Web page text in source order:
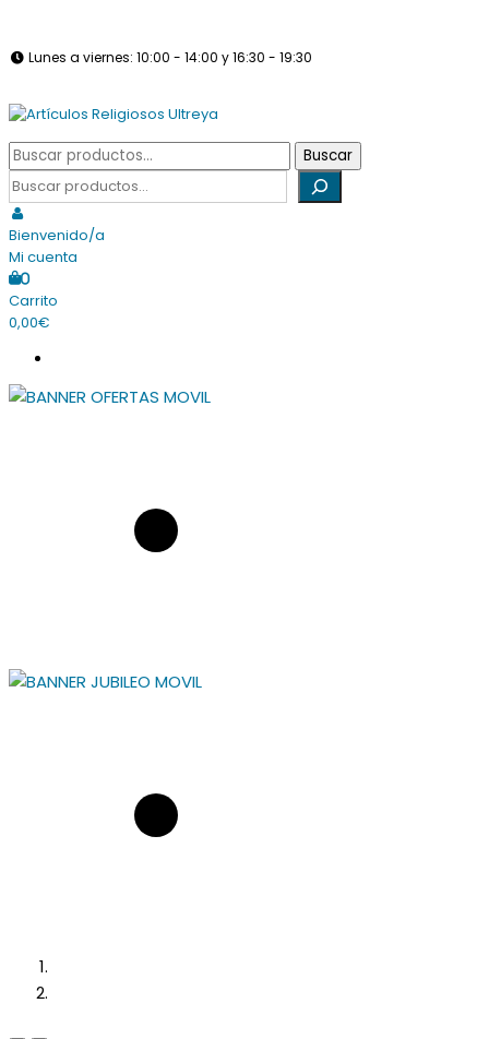
contenido
Lunes a viernes: 10:00 - 14:00 y 16:30 - 19:30
Artículos Religiosos Ultreya
Tienda online dedicada a la venta de todo tipo de artículos
religiosos
Buscar
por:
Buscar
Buscar
Bienvenido/a
Mi cuenta
0
Carrito
0,00€